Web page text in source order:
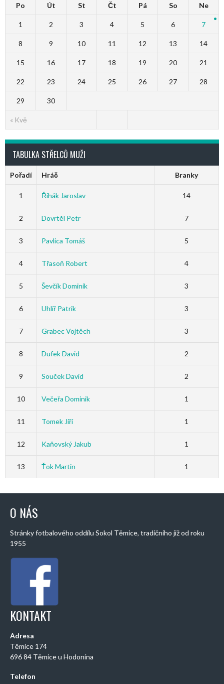
Po Út St Čt Pá So Ne
« Kvě
1 2 3 4 5 6 7
8 9 10 11 12 13 14
15 16 17 18 19 20 21
22 23 24 25 26 27 28
29 30
TABULKA STŘELCŮ MUŽI
Pořadí Hráč Branky
1 Řihák Jaroslav 14
2 Dovrtěl Petr 7
3 Pavlica Tomáš 5
4 Třasoň Robert 4
5 Ševčík Dominik 3
6 Uhlíř Patrik 3
7 Grabec Vojtěch 3
8 Dufek David 2
9 Souček David 2
10 Večeřa Dominik 1
11 Tomek Jiří 1
12 Kaňovský Jakub 1
13 Ťok Martin 1
O NÁS
Stránky fotbalového oddílu Sokol Těmice, tradičního již od roku
1955
KONTAKT
Adresa
Těmice 174
696 84 Těmice u Hodonína
Telefon